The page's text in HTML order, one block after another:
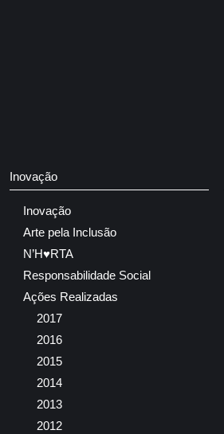
Inovação
Inovação
Arte pela Inclusão
N’H♥RTA
Responsabilidade Social
Ações Realizadas
2017
2016
2015
2014
2013
2012